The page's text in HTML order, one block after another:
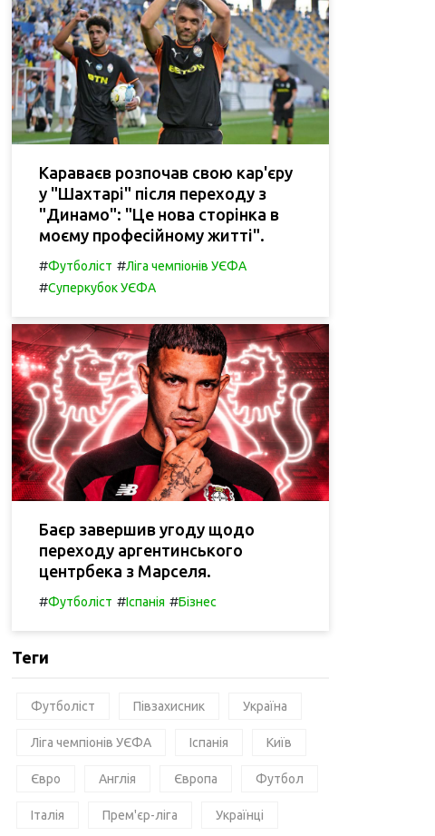
Караваєв розпочав свою кар'єру
у "Шахтарі" після переходу з
"Динамо": "Це нова сторінка в
моєму професійному житті".
#Футболіст #Ліга чемпіонів УЄФА
#Суперкубок УЄФА
Баєр завершив угоду щодо
переходу аргентинського
центрбека з Марселя.
#Футболіст #Іспанія #Бізнес
Теги
Футболіст Півзахисник Україна
Ліга чемпіонів УЄФА Іспанія Київ
Євро Англія Європа Футбол
Італія Прем'єр-ліга Українці